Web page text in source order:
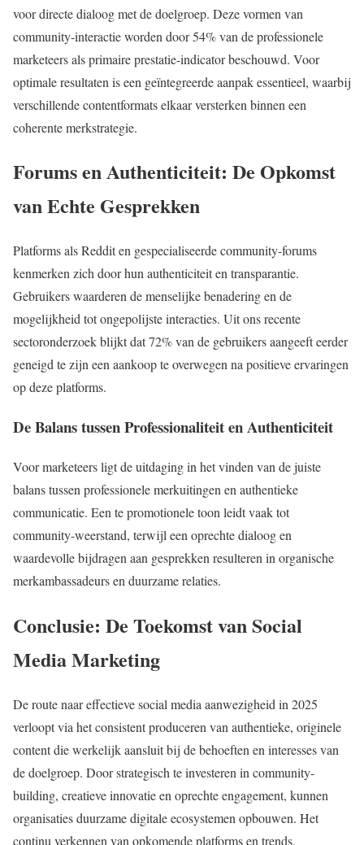
voor directe dialoog met de doelgroep. Deze vormen van
community-interactie worden door 54% van de professionele
marketeers als primaire prestatie-indicator beschouwd. Voor
optimale resultaten is een geïntegreerde aanpak essentieel, waarbij
verschillende contentformats elkaar versterken binnen een
coherente merkstrategie.
Forums en Authenticiteit: De Opkomst
van Echte Gesprekken
Platforms als Reddit en gespecialiseerde community-forums
kenmerken zich door hun authenticiteit en transparantie.
Gebruikers waarderen de menselijke benadering en de
mogelijkheid tot ongepolijste interacties. Uit ons recente
sectoronderzoek blijkt dat 72% van de gebruikers aangeeft eerder
geneigd te zijn een aankoop te overwegen na positieve ervaringen
op deze platforms.
De Balans tussen Professionaliteit en Authenticiteit
Voor marketeers ligt de uitdaging in het vinden van de juiste
balans tussen professionele merkuitingen en authentieke
communicatie. Een te promotionele toon leidt vaak tot
community-weerstand, terwijl een oprechte dialoog en
waardevolle bijdragen aan gesprekken resulteren in organische
merkambassadeurs en duurzame relaties.
Conclusie: De Toekomst van Social
Media Marketing
De route naar effectieve social media aanwezigheid in 2025
verloopt via het consistent produceren van authentieke, originele
content die werkelijk aansluit bij de behoeften en interesses van
de doelgroep. Door strategisch te investeren in community-
building, creatieve innovatie en oprechte engagement, kunnen
organisaties duurzame digitale ecosystemen opbouwen. Het
continu verkennen van opkomende platforms en trends,